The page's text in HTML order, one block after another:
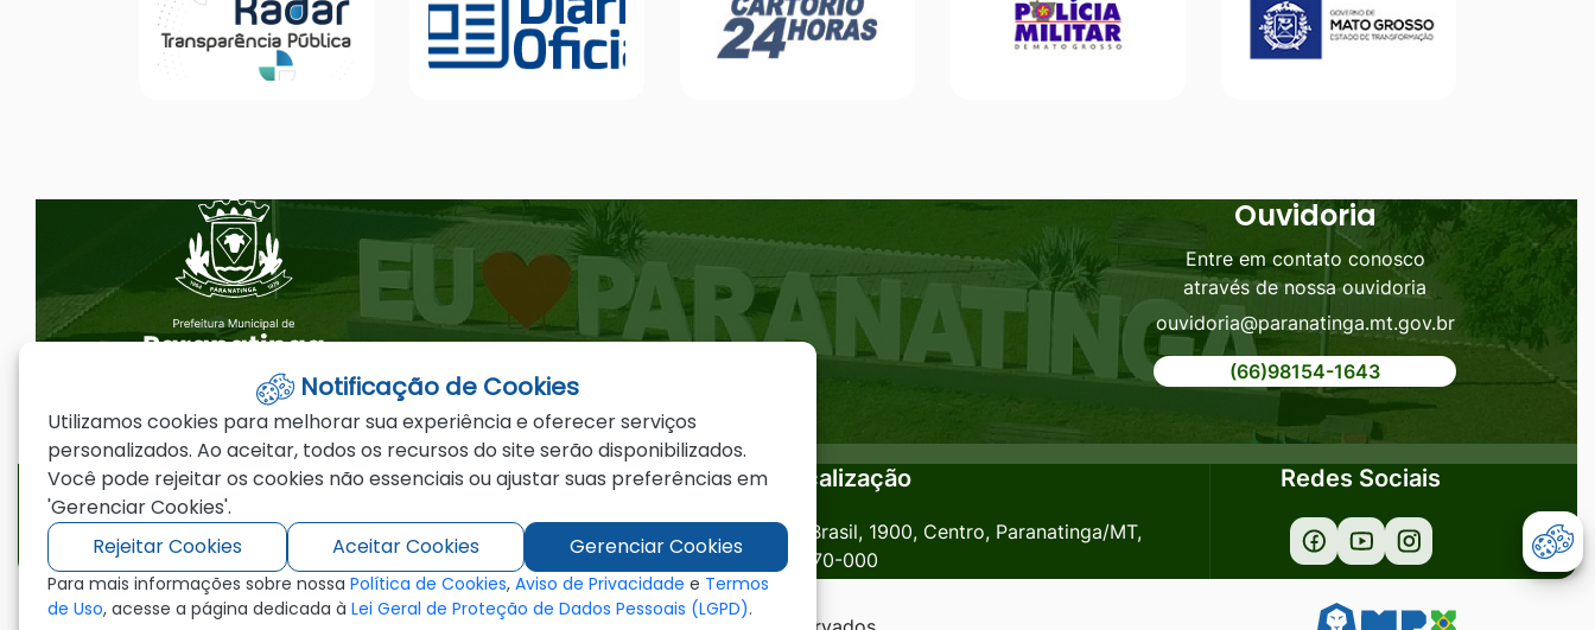
Seção do Rodapé e Ouvidoria/
Ouvidoria
Entre em contato conosco
através de nossa ouvidoria
ouvidoria@paranatinga.mt.gov.br
(66)98154-1643
Telefones
(66)3573-4200
Email
ouvidoria@paranatinga.mt.gov.br
Localização
Av. Brasil, 1900, Centro, Paranatinga/MT,
78870-000
Redes Sociais
Acessar
a
Rede
Acessar
a
Rede
Acessar
a
Rede
Notificação de Cookies
Utilizamos cookies para melhorar sua experiência e oferecer serviços
personalizados. Ao aceitar, todos os recursos do site serão disponibilizados.
Você pode rejeitar os cookies não essenciais ou ajustar suas preferências em
'Gerenciar Cookies'.
Rejeitar Cookies
Aceitar Cookies Gerenciar Cookies
Para mais informações sobre nossa Política de Cookies, Aviso de Privacidade e Termos
de Uso, acesse a página dedicada à Lei Geral de Proteção de Dados Pessoais (LGPD).